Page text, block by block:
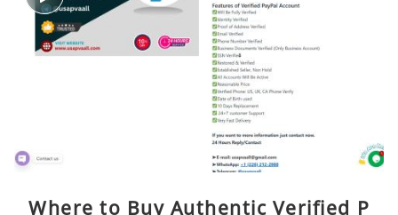
Where to Buy Authentic Verified P